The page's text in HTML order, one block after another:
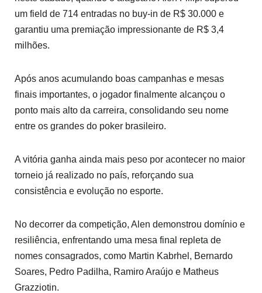
um field de 714 entradas no buy-in de R$ 30.000 e
garantiu uma premiação impressionante de R$ 3,4
milhões.
Após anos acumulando boas campanhas e mesas
finais importantes, o jogador finalmente alcançou o
ponto mais alto da carreira, consolidando seu nome
entre os grandes do poker brasileiro.
A vitória ganha ainda mais peso por acontecer no maior
torneio já realizado no país, reforçando sua
consistência e evolução no esporte.
No decorrer da competição, Alen demonstrou domínio e
resiliência, enfrentando uma mesa final repleta de
nomes consagrados, como Martin Kabrhel, Bernardo
Soares, Pedro Padilha, Ramiro Araújo e Matheus
Grazziotin.